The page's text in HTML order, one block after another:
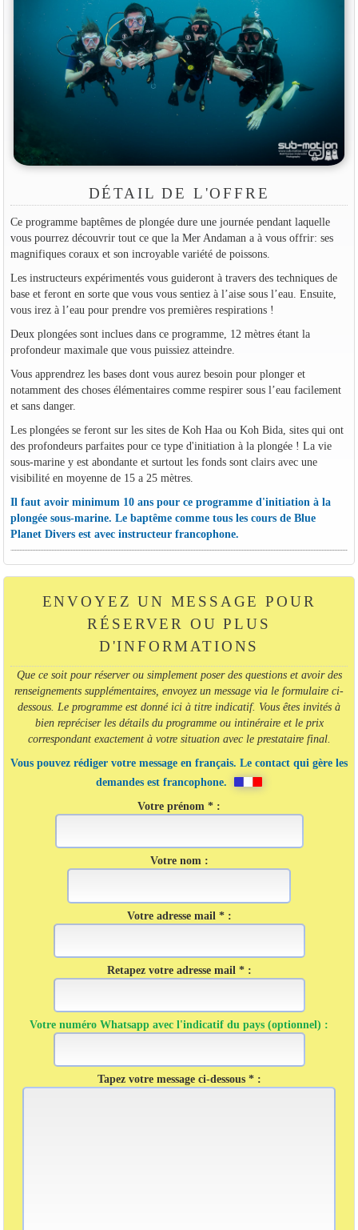
DÉTAIL DE L'OFFRE
Ce programme baptêmes de plongée dure une journée pendant laquelle
vous pourrez découvrir tout ce que la Mer Andaman a à vous offrir: ses
magnifiques coraux et son incroyable variété de poissons.
Les instructeurs expérimentés vous guideront à travers des techniques de
base et feront en sorte que vous vous sentiez à l’aise sous l’eau. Ensuite,
vous irez à l’eau pour prendre vos premières respirations !
Deux plongées sont inclues dans ce programme, 12 mètres étant la
profondeur maximale que vous puissiez atteindre.
Vous apprendrez les bases dont vous aurez besoin pour plonger et
notamment des choses élémentaires comme respirer sous l’eau facilement
et sans danger.
Les plongées se feront sur les sites de Koh Haa ou Koh Bida, sites qui ont
des profondeurs parfaites pour ce type d'initiation à la plongée ! La vie
sous-marine y est abondante et surtout les fonds sont clairs avec une
visibilité en moyenne de 15 a 25 mètres.
Il faut avoir minimum 10 ans pour ce programme d'initiation à la
plongée sous-marine. Le baptême comme tous les cours de Blue
Planet Divers est avec instructeur francophone.
ENVOYEZ UN MESSAGE POUR
RÉSERVER OU PLUS
D'INFORMATIONS
Que ce soit pour réserver ou simplement poser des questions et avoir des
renseignements supplémentaires, envoyez un message via le formulaire ci-
dessous. Le programme est donné ici à titre indicatif. Vous êtes invités à
bien repréciser les détails du programme ou intinéraire et le prix
correspondant exactement à votre situation avec le prestataire final.
Vous pouvez rédiger votre message en français. Le contact qui gère les
demandes est francophone.
Votre prénom * :
Votre nom :
Votre adresse mail * :
Retapez votre adresse mail * :
Votre numéro Whatsapp avec l'indicatif du pays (optionnel) :
Tapez votre message ci-dessous * :